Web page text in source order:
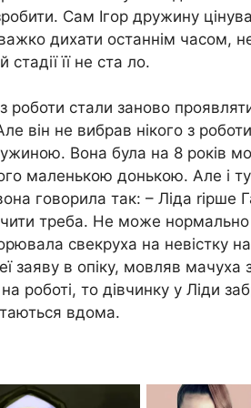
Сам Ігор дружину
дихати останнім часом,
її не ста ло.
роботи стали заново
він не вибрав нікого з
Вона була на 8 років
маленькою донькою. Але і
говорила так: – Ліда rірше
треба. Не може нормально
свекруха на невістку на
заяву в опіку, мовляв мачуха
роботі, то дівчинку у Ліди
вдома.